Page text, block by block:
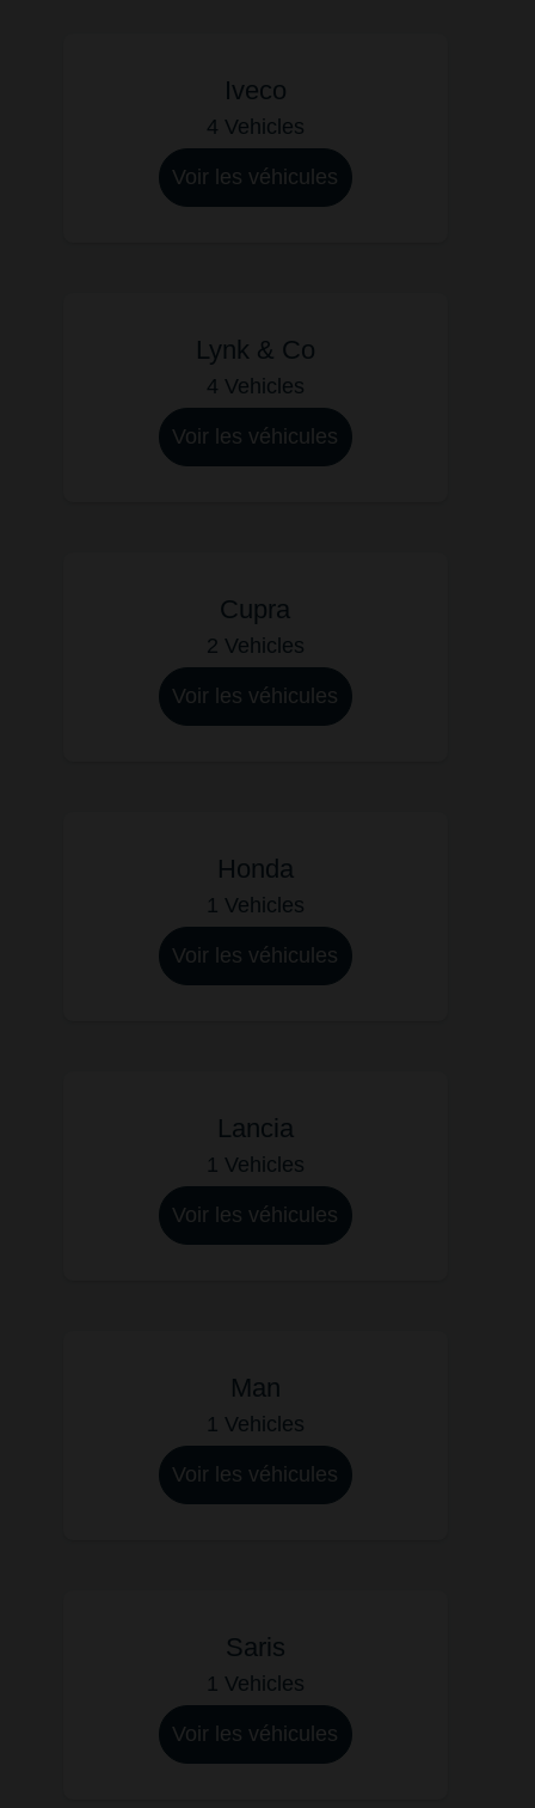
Iveco
4 Vehicles
Voir les véhicules
Lynk & Co
4 Vehicles
Voir les véhicules
Cupra
2 Vehicles
Voir les véhicules
Honda
1 Vehicles
Voir les véhicules
Lancia
1 Vehicles
Voir les véhicules
Man
1 Vehicles
Voir les véhicules
Saris
1 Vehicles
Voir les véhicules